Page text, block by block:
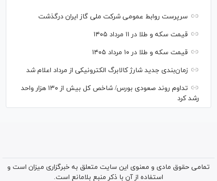
سرپرست روابط عمومی شرکت ملی گاز ایران درگذشت
قیمت سکه و طلا در ۱۱ مرداد ۱۴۰۵
قیمت سکه و طلا در ۱۰ مرداد ۱۴۰۵
زمان‌بندی جدید شارژ کالابرگ الکترونیکی از مرداد اعلام شد
تداوم روند صعودی بورس/ شاخص کل بیش از ۱۳۰ هزار واحد
رشد کرد
تمامی حقوق مادی و معنوی این سایت متعلق به خبرگزاری میزان است و
استفاده از آن با ذکر منبع بلامانع است.